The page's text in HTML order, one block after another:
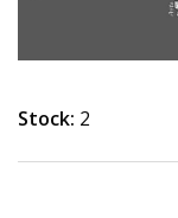
Stock: 2